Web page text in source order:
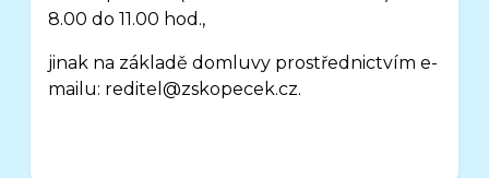
8.00 do 11.00 hod.,
jinak na základě domluvy prostřednictvím e-
mailu: reditel@zskopecek.cz.